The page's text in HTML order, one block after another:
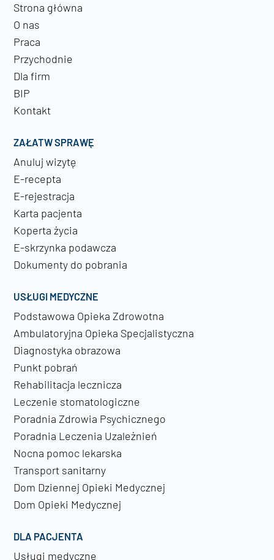
Strona główna
O nas
Praca
Przychodnie
Dla firm
BIP
Kontakt
ZAŁATW SPRAWĘ
Anuluj wizytę
E-recepta
E-rejestracja
Karta pacjenta
Koperta życia
E-skrzynka podawcza
Dokumenty do pobrania
USŁUGI MEDYCZNE
Podstawowa Opieka Zdrowotna
Ambulatoryjna Opieka Specjalistyczna
Diagnostyka obrazowa
Punkt pobrań
Rehabilitacja lecznicza
Leczenie stomatologiczne
Poradnia Zdrowia Psychicznego
Poradnia Leczenia Uzależnień
Nocna pomoc lekarska
Transport sanitarny
Dom Dziennej Opieki Medycznej
Dom Opieki Medycznej
DLA PACJENTA
Usługi medyczne